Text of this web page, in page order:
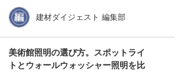
建材ダイジェスト 編集部
美術館照明の選び方。スポットライ
トとウォールウォッシャー照明を比